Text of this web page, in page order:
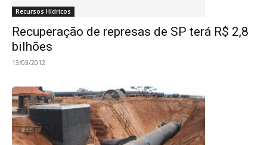
Recursos Hídricos
Recuperação de represas de SP terá R$ 2,8
bilhões
13/03/2012